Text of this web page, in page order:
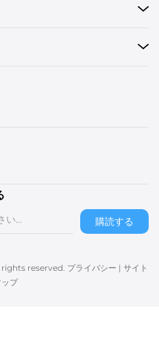
購読する
reserved. プライバシー | サイト
ップ